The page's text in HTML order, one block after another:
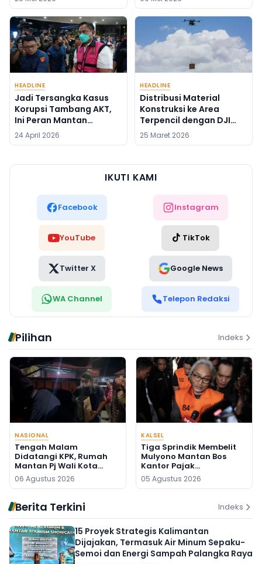
HEADLINE
Jadi Tersangka Kasus
Korupsi Tambang AKT,
Ini Peran Mantan
Syahbandar Rangga
Ilung
24 April 2026
HEADLINE
Distribusi Material
Konstruksi ke Area
Terpencil dengan DJI
FlyCart 100
25 Maret 2026
IKUTI KAMI
Facebook Instagram
YouTube TikTok
Twitter X Google News
WA Channel Telepon Redaksi
Pilihan Indeks
NASIONAL
Tengah Malam
Didatangi KPK, Rumah
Mantan Pj Wali Kota
Digeledah, Empat Koper
Dibawa
06 Agustus 2026
KALSEL
Tiga Sprindik Membelit
Mulyono Mantan Bos
Kantor Pajak
Banjarmasin
05 Agustus 2026
Berita Terkini Indeks
15 Proyek Strategis Kalimantan
Dijajakan, Termasuk Air Minum Sepaku-
Semoi dan Energi Sampah Palangka Raya